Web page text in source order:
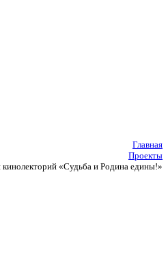
Главная
Проекты
кинолекторий «Судьба и Родина едины!»